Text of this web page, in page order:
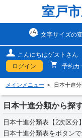
室戸
文字サイズの
こんにちはゲストさん
ログイン
予約カ
メインメニュー 日本十進
日本十進分類から探
日本十進分類表【2次区分】
日本十進分類表をボタン